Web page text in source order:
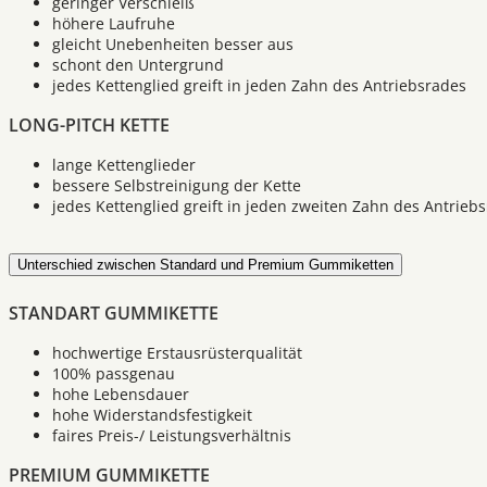
höhere Laufruhe
gleicht Unebenheiten besser aus
schont den Untergrund
jedes Kettenglied greift in jeden Zahn des Antriebsrades
LONG-PITCH KETTE
lange Kettenglieder
bessere Selbstreinigung der Kette
jedes Kettenglied greift in jeden zweiten Zahn des
Unterschied zwischen Standard und Premium Gummiketten
STANDART GUMMIKETTE
hochwertige Erstausrüsterqualität
100% passgenau
hohe Lebensdauer
hohe Widerstandsfestigkeit
faires Preis-/ Leistungsverhältnis
PREMIUM GUMMIKETTE